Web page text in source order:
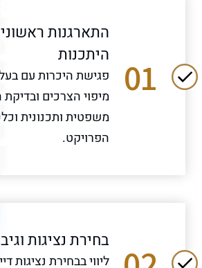
01
התארגנות
היתכנות
פגישת היכרות עם
מיפוי הצרכים
משפטית ותכנונית
הפרויקט.
בחירת נציגות
ליווי בבחירת נציגות